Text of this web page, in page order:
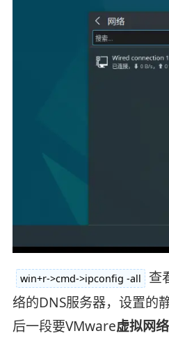
win+r->cmd->ipconfig -all
查
络的DNS服务器，设置的
后一段要VMware虚拟网